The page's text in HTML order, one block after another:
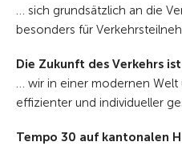
… sich grundsätzlich an die
besonders für
Die Zukunft des Verkehrs
… wir in einer modernen Welt
effizienter und individueller
Tempo 30 auf kantonalen